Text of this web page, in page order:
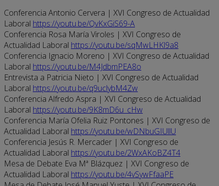
Conferencia Antonio Cervera | XVI Congreso de Actualidad
Laboral https://youtu.be/QvKxGiS69-A
Conferencia Rosa María Viroles | XVI Congreso de
Actualidad Laboral https://youtu.be/sqMwLHKl9a8
Conferencia Ignacio Moreno | XVI Congreso de Actualidad
Laboral https://youtu.be/M4JdbmPEA8o
Entrevista a Patricia Nieto | XVI Congreso de Actualidad
Laboral https://youtu.be/q9uclybM4Zw
Conferencia Alfredo Aspra | XVI Congreso de Actualidad
Laboral https://youtu.be/9K8mD6u_cHw
Conferencia María Ofelia Ruiz Pontones | XVI Congreso de
Actualidad Laboral https://youtu.be/wDNbuGIUllU
Conferencia Jesús R. Mercader | XVI Congreso de
Actualidad Laboral https://youtu.be/2WxAKoBZ4T4
Mesa de Debate Eva Mª Blázquez | XVI Congreso de
Actualidad Laboral https://youtu.be/4vSywFfaaPE